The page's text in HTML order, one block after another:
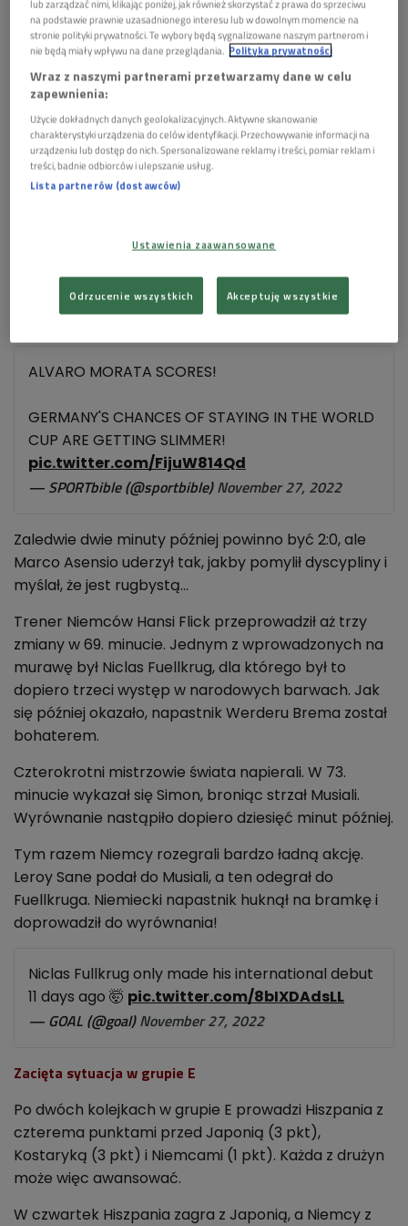
rzucie wolnym do siatki trafił Antonio Ruediger, który
był jednak na spalonym.
Rezerwowi trafiali do siatki
W drugiej części gry było ciekawiej. Przede wszystkim
padły bramki. W 56. minucie na prowadzenie powinni
wyjść Niemcy - Simon obronił jednak strzał Joshui
Kimmicha. Niewykorzystana okazja zemściła się już
sześć minut później.
Olmo zagrał do Alby, a ten dośrodkował w pole
karne. Tam najlepiej odnalazł się rezerwowy Alvaro
Morata, który pokonał Neuera i dał prowadzenie
drużynie z Półwyspu Iberyjskiego.
ALVARO MORATA SCORES!
GERMANY'S CHANCES OF STAYING IN THE WORLD
CUP ARE GETTING SLIMMER!
pic.twitter.com/FijuW814Qd
— SPORTbible (@sportbible)November 27, 2022
Zaledwie dwie minuty później powinno być 2:0, ale
Marco Asensio uderzył tak, jakby pomylił dyscypliny i
myślał, że jest rugbystą...
Trener Niemców Hansi Flick przeprowadził aż trzy
zmiany w 69. minucie. Jednym z wprowadzonych na
murawę był Niclas Fuellkrug, dla którego był to
dopiero trzeci występ w narodowych barwach. Jak
się później okazało, napastnik Werderu Brema został
bohaterem.
Czterokrotni mistrzowie świata napierali. W 73.
minucie wykazał się Simon, broniąc strzał Musiali.
Wyrównanie nastąpiło dopiero dziesięć minut później.
Tym razem Niemcy rozegrali bardzo ładną akcję.
Leroy Sane podał do Musiali, a ten odegrał do
Fuellkruga. Niemiecki napastnik huknął na bramkę i
doprowadził do wyrównania!
Niclas Fullkrug only made his international debut
11 days ago 🤯 pic.twitter.com/8bIXDAdsLL
— GOAL (@goal)November 27, 2022
Zacięta sytuacja w grupie E
Po dwóch kolejkach w grupie E prowadzi Hiszpania z
czterema punktami przed Japonią (3 pkt),
Kostaryką (3 pkt) i Niemcami (1 pkt). Każda z drużyn
może więc awansować.
W czwartek Hiszpania zagra z Japonią, a Niemcy z
lub zarządzać nimi, klikając poniżej, jak również skorzystać z prawa do sprzeciwu
na podstawie prawnie uzasadnionego interesu lub w dowolnym momencie na
stronie polityki prywatności. Te wybory będą sygnalizowane naszym partnerom i
nie będą miały wpływu na dane przeglądania. Polityka prywatności
Wraz z naszymi partnerami przetwarzamy dane w celu
zapewnienia:
Użycie dokładnych danych geolokalizacyjnych. Aktywne skanowanie
charakterystyki urządzenia do celów identyfikacji. Przechowywanie informacji na
urządzeniu lub dostęp do nich. Spersonalizowane reklamy i treści, pomiar reklam i
treści, badnie odbiorców i ulepszanie usług.
Lista partnerów (dostawców)
Ustawienia zaawansowane
Odrzucenie wszystkich Akceptuję wszystkie